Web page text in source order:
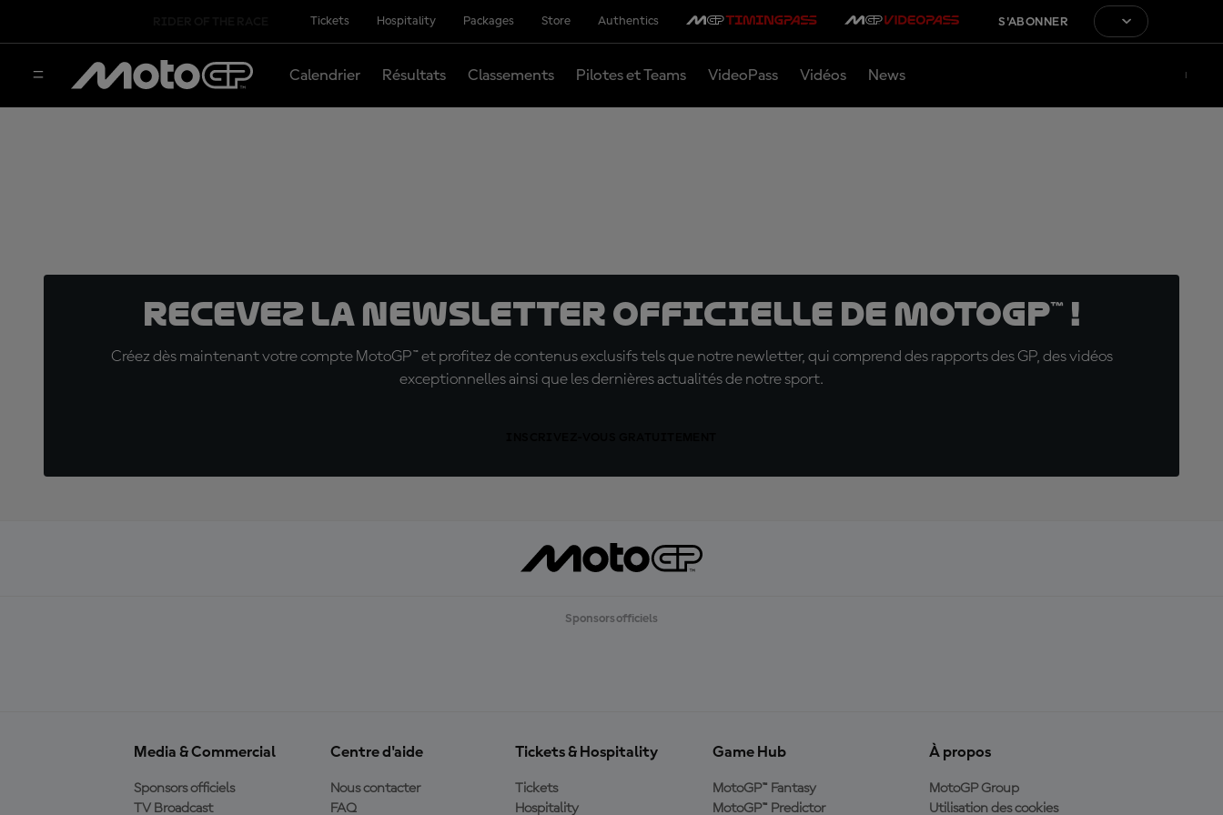
Tickets Hospitality Packages Store Authentics S'ABONNER
Calendrier Résultats Classements Pilotes et Teams VideoPass Vidéos News
Recevez la Newsletter officielle de MotoGP™ !
Créez dès maintenant votre compte MotoGP™ et profitez de contenus exclusifs tels que notre newletter, qui comprend des rapports des GP, des vidéos
exceptionnelles ainsi que les dernières actualités de notre sport.
Sponsors officiels
Media & Commercial
Sponsors officiels
TV Broadcast
Centre d'aide
Nous contacter
FAQ
Tickets & Hospitality
Tickets
Hospitality
Game Hub
MotoGP™ Fantasy
MotoGP™ Predictor
À propos
MotoGP Group
Utilisation des cookies